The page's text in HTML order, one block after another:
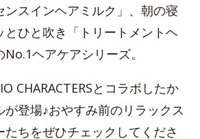
ンスインヘアミルク」、朝の寝
とひと吹き「トリートメントヘ
ヘアケアシリーズ。
CHARACTERSとコラボしたか
登場♪おやすみ前のリラックス
たちをぜひチェックしてくださ